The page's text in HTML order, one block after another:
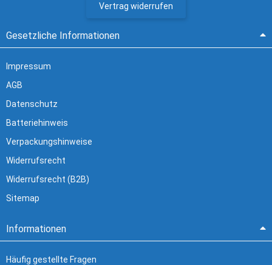
Vertrag widerrufen
Gesetzliche Informationen
Impressum
AGB
Datenschutz
Batteriehinweis
Verpackungshinweise
Widerrufsrecht
Widerrufsrecht (B2B)
Sitemap
Informationen
Häufig gestellte Fragen